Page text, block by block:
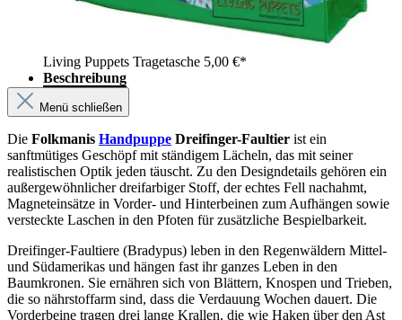
Living Puppets Tragetasche 5,00 €*
Beschreibung
Menü schließen
Die Folkmanis Handpuppe Dreifinger-Faultier ist ein
sanftmütiges Geschöpf mit ständigem Lächeln, das mit seiner
realistischen Optik jeden täuscht. Zu den Designdetails gehören ein
außergewöhnlicher dreifarbiger Stoff, der echtes Fell nachahmt,
Magneteinsätze in Vorder- und Hinterbeinen zum Aufhängen sowie
versteckte Laschen in den Pfoten für zusätzliche Bespielbarkeit.
Dreifinger-Faultiere (Bradypus) leben in den Regenwäldern Mittel-
und Südamerikas und hängen fast ihr ganzes Leben in den
Baumkronen. Sie ernähren sich von Blättern, Knospen und Trieben,
die so nährstoffarm sind, dass die Verdauung Wochen dauert. Die
Vorderbeine tragen drei lange Krallen, die wie Haken über den Ast